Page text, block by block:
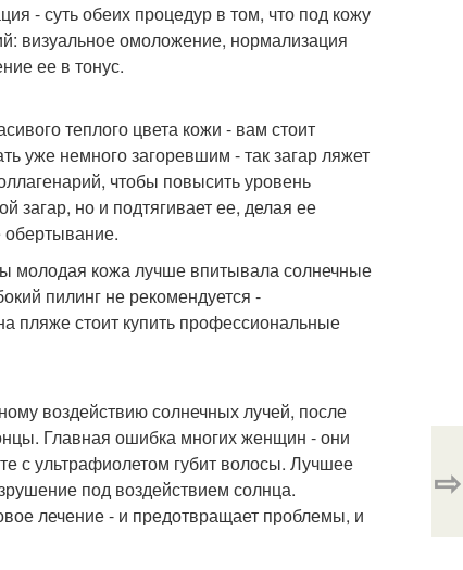
- суть обеих процедур в том, что под кожу
визуальное омоложение, нормализация
ее в тонус.
теплого цвета кожи - вам стоит
уже немного загоревшим - так загар ляжет
чтобы повысить уровень
загар, но и подтягивает ее, делая ее
обертывание.
молодая кожа лучше впитывала солнечные
пилинг не рекомендуется -
пляже стоит купить профессиональные
воздействию солнечных лучей, после
Главная ошибка многих женщин - они
с ультрафиолетом губит волосы. Лучшее
под воздействием солнца.
лечение - и предотвращает проблемы, и
⇨